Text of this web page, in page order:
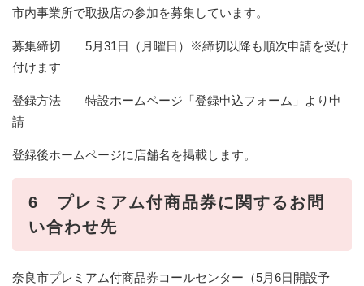
市内事業所で取扱店の参加を募集しています。
募集締切 5月31日（月曜日）※締切以降も順次申請を受け
付けます
登録方法 特設ホームページ「登録申込フォーム」より申
請
登録後ホームページに店舗名を掲載します。
6 プレミアム付商品券に関するお問
い合わせ先
奈良市プレミアム付商品券コールセンター（5月6日開設予